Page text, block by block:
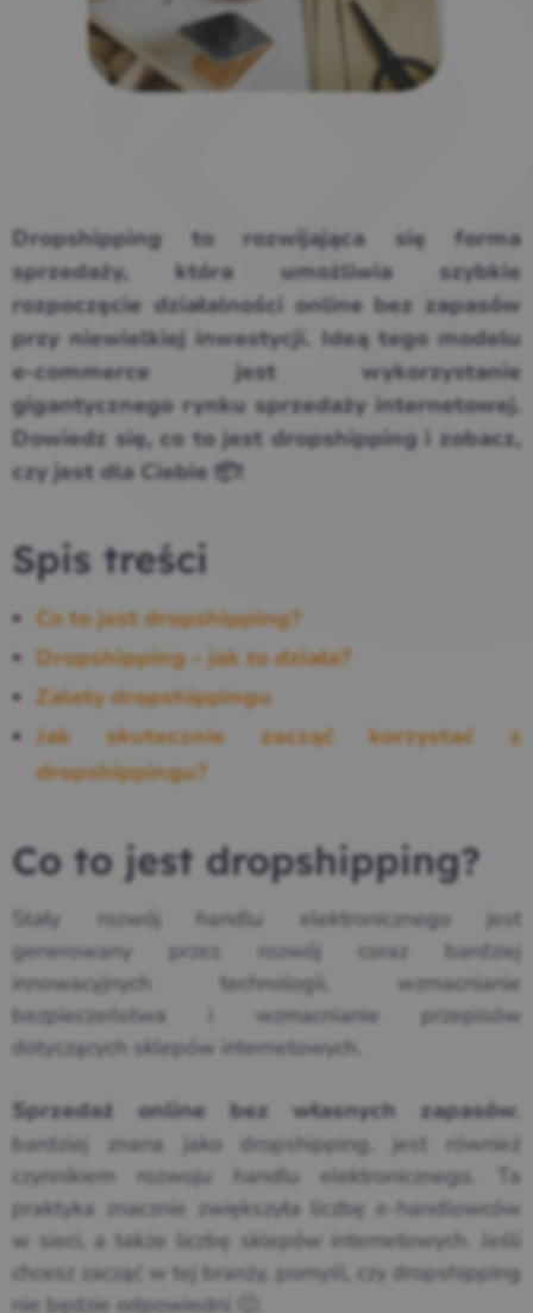
Dropshipping to rozwijająca się forma
sprzedaży, która umożliwia szybkie
rozpoczęcie działalności online bez zapasów
przy niewielkiej inwestycji. Ideą tego modelu
e-commerce jest wykorzystanie
gigantycznego rynku sprzedaży internetowej.
Dowiedz się, co to jest dropshipping i zobacz,
czy jest dla Ciebie 📦!
Spis treści
Co to jest dropshipping?
Dropshipping – jak to działa?
Zalety dropshippingu
Jak skutecznie zacząć korzystać z
dropshippingu?
Co to jest dropshipping?
Stały rozwój handlu elektronicznego jest
generowany przez rozwój coraz bardziej
innowacyjnych technologii, wzmacnianie
bezpieczeństwa i wzmacnianie przepisów
dotyczących sklepów internetowych.
Sprzedaż online bez własnych zapasów
bardziej znana jako dropshipping, jest również
czynnikiem rozwoju handlu elektronicznego. Ta
praktyka znacznie zwiększyła liczbę e-handlowców
w sieci, a także liczbę sklepów internetowych. Jeśli
chcesz zacząć w tej branży, pomyśl, czy dropshipping
nie będzie odpowiedni 🙂.